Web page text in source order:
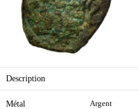
Description
Métal Argent